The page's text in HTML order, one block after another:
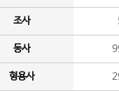
조사
동사
형용사